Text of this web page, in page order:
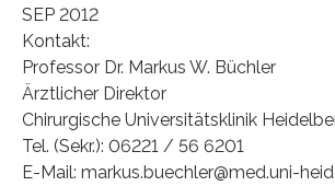
SEP 2012
Kontakt:
Professor Dr. Markus W. Büchler
Ärztlicher Direktor
Chirurgische Universitätsklinik
Tel. (Sekr.): 06221 / 56 6201
E-Mail: markus.buechler@med.uni-